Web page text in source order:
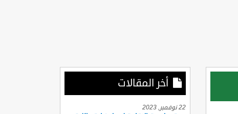
أخر المقالات
22 نوفمبر, 2023